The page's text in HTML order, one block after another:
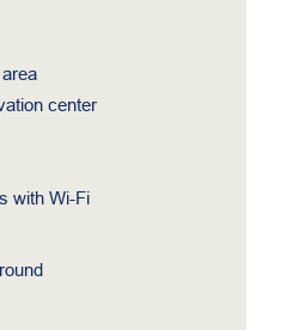
center
with Wi-Fi